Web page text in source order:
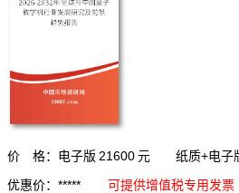
价 格：电子版 21600 元 纸质+电子
优惠价：*****
可提供增值税专用发票